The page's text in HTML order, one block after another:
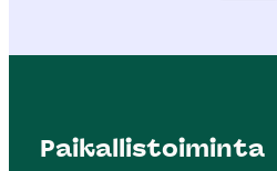
Paikallistoiminta